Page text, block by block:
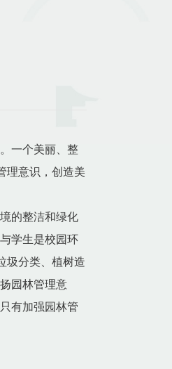
一个美丽、整
理意识，创造美
的整洁和绿化
学生是校园环
圾分类、植树造
园林管理意
有加强园林管